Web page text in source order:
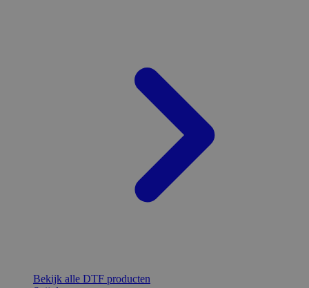
Bekijk alle DTF producten